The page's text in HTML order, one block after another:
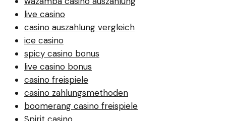
live casino
casino auszahlung vergleich
ice casino
spicy casino bonus
live casino bonus
casino freispiele
casino zahlungsmethoden
boomerang casino freispiele